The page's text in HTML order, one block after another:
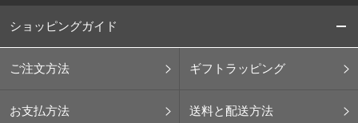
ショッピングガイド
ご注文方法 ギフトラッピング
お支払方法 送料と配送方法